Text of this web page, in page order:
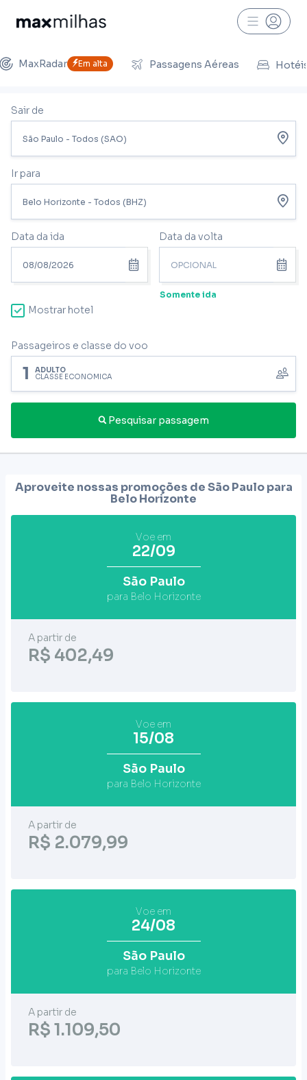
MaxRadar Em alta Passagens Aéreas
Sair de
Ir para
Data da ida Data da volta
Somente ida
Mostrar hotel
Passageiros e classe do voo
1 ADULTO
CLASSE ECONÔMICA
Pesquisar passagem
Aproveite nossas promoções de São Paulo para
Belo Horizonte
Voe em
22/09
São Paulo
para Belo Horizonte
A partir de
R$ 402,49
Voe em
15/08
São Paulo
para Belo Horizonte
A partir de
R$ 2.079,99
Voe em
24/08
São Paulo
para Belo Horizonte
A partir de
R$ 1.109,50